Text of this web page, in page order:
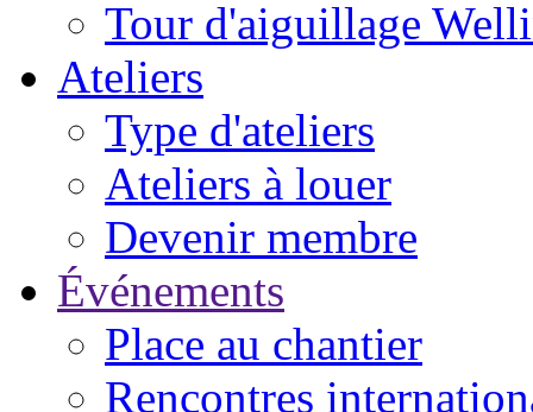
Tour d'aiguillage
Ateliers
Type d'ateliers
Ateliers à louer
Devenir membre
Événements
Place au chantier
Rencontres